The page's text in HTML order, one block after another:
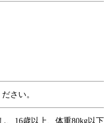
さい。
、16歳以上、体重80kg以下